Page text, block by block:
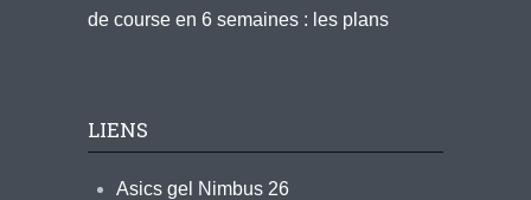
de course en 6 semaines : les plans
LIENS
Asics gel Nimbus 26